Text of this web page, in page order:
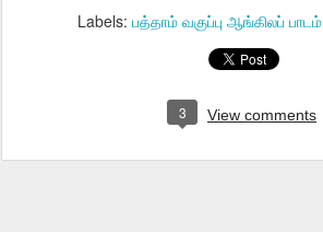
Labels: பத்தாம் வகுப்பு ஆங்கிலப் பாடம்
3 View comments